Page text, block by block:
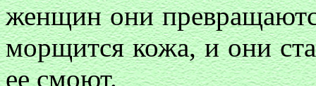
женщин они
морщится кожа, и они
ее смоют.